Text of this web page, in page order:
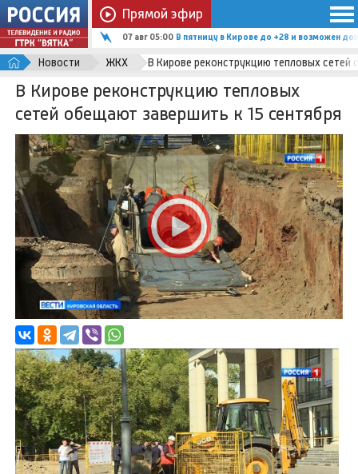
Прямой эфир
06 авг 20:15 Кировские волейболистки молодёжной
Новости ЖКХ В Кирове реконструкцию тепловых сетей
В Кирове реконструкцию тепловых
сетей обещают завершить к 15 сентября